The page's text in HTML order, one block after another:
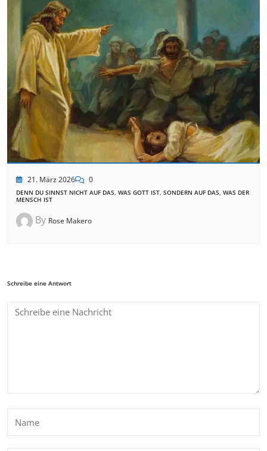
21. März 2026 0
DENN DU SINNST NICHT AUF DAS, WAS GOTT IST, SONDERN AUF DAS, WAS DER
MENSCH IST
By Rose Makero
Schreibe eine Antwort